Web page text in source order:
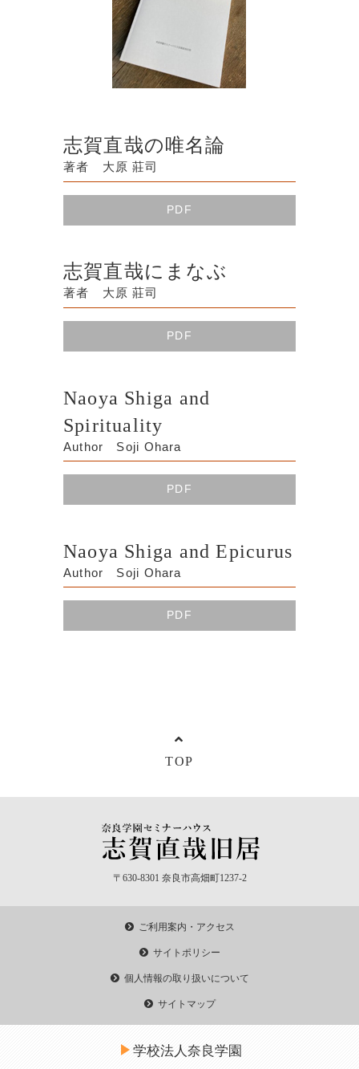
志賀直哉の唯名論
著者 大原 莊司
PDF
志賀直哉にまなぶ
著者 大原 莊司
PDF
Naoya Shiga and
Spirituality
Author Soji Ohara
PDF
Naoya Shiga and Epicurus
Author Soji Ohara
PDF
TOP
〒630-8301 奈良市高畑町1237-2
ご利用案内・アクセス
サイトポリシー
個人情報の取り扱いについて
サイトマップ
学校法人奈良学園